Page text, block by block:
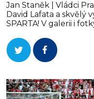
Jan Staněk | Vládci
David Lafata a skvělý
SPARTA! V galerii i